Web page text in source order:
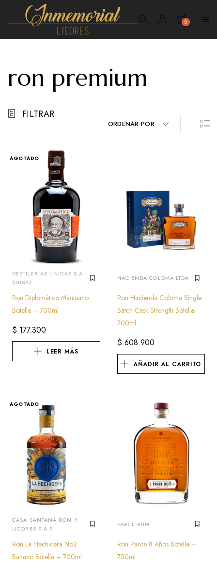
Inmemorial
0
ron premium
FILTRAR
ORDENAR POR
AGOTADO
DESTILERÍAS UNIDAS S.A
(DUSA)
Ron Diplomático Mantuano
Botella – 700ml
$ 177.300
LEER MÁS
HACIENDA COLOMA LTDA
Ron Hacienda Coloma Single
Batch Cask Strength Botella-
700ml
$ 608.900
AÑADIR AL CARRITO
AGOTADO
CASA SANTANA RON Y
LICORES S.A.S
Ron La Hechicera No2
Banano Botella – 700ml
PARCE RUM
Ron Parce 8 Años Botella –
750ml